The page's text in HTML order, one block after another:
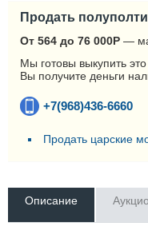
Продать
От 564 до 76 000Р —
Мы готовы выкупить
Вы получите деньги
+7(968)436-6660
Продать царские
Описание